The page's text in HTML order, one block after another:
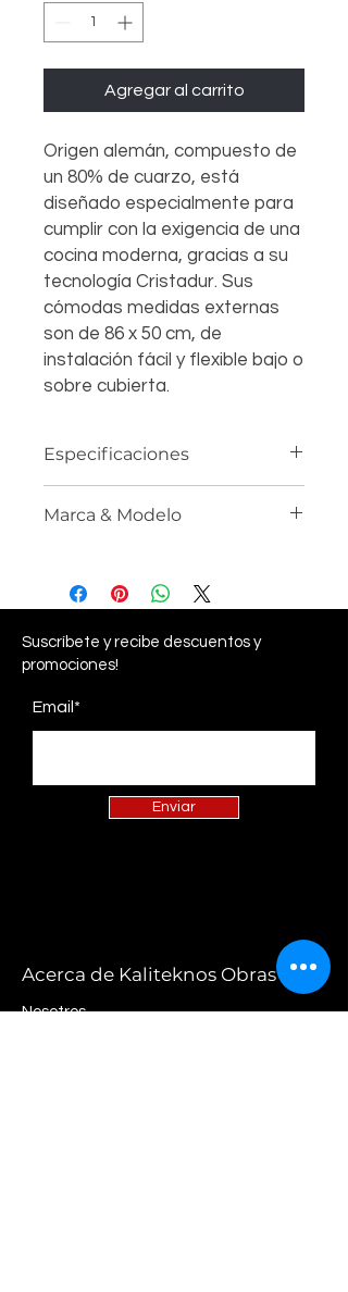
Agregar al carrito
Origen alemán, compuesto de
un 80% de cuarzo, está
diseñado especialmente para
cumplir con la exigencia de una
cocina moderna, gracias a su
tecnología Cristadur. Sus
cómodas medidas externas
son de 86 x 50 cm, de
instalación fácil y flexible bajo o
sobre cubierta.
Especificaciones
Material: 80% Cuarzo, 15%
Acrílico y 100% Tecnología
Schock
Color: Stone
Instalación fija
patentado.
Marca & Modelo
Suscríbete y recibe descuentos y
promociones!
Email*
Enviar
Acerca de Kaliteknos Obras
Nosotros